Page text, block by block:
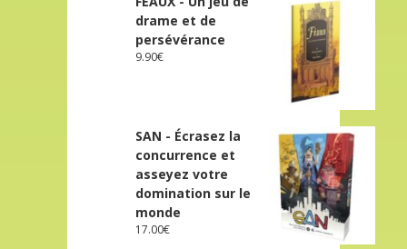
drame et de
persévérance
9.90€
SAN - Écrasez la
concurrence et
asseyez votre
domination sur le
monde
17.00€